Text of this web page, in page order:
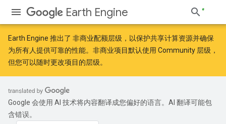
Earth Engine
Earth Engine 推出了 非商业配额层级 ，以保护共享计算资源并确保
为所有人提供可靠的性能。非商业项目默认使用 Community 层级，
但您可以随时更改项目的层级。
Google 会使用 AI 技术将内容翻译成您偏好的语言。AI 翻译可能包
含错误。